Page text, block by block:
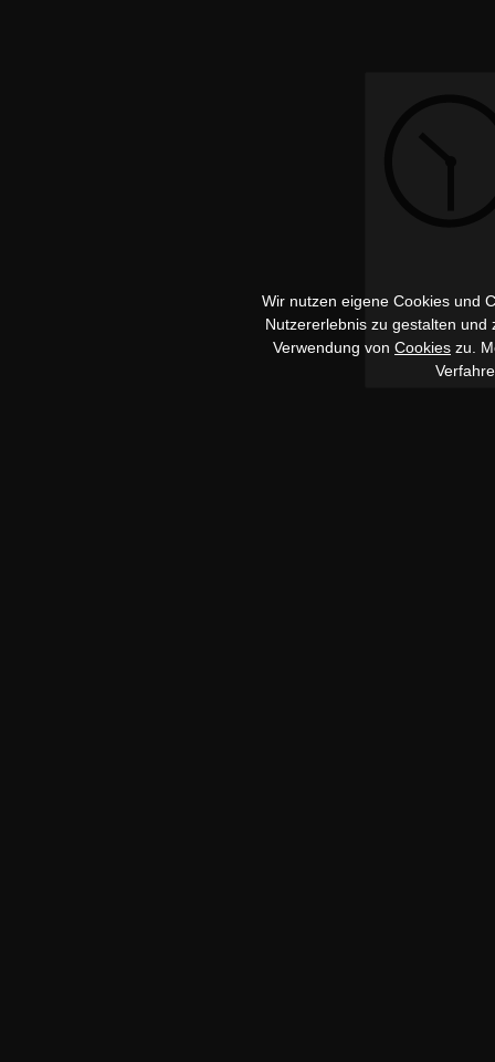
Wir nutzen eigene Cookies und
Nutzererlebnis zu gestalten
Verwendung von Cookies zu.